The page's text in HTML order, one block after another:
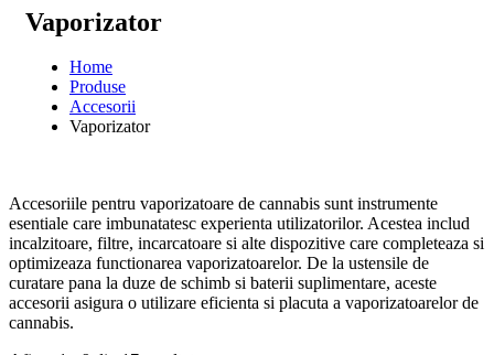
Vaporizator
Home
Produse
Accesorii
Vaporizator
Accesoriile pentru vaporizatoare de cannabis sunt instrumente
esentiale care imbunatatesc experienta utilizatorilor. Acestea includ
incalzitoare, filtre, incarcatoare si alte dispozitive care completeaza si
optimizeaza functionarea vaporizatoarelor. De la ustensile de
curatare pana la duze de schimb si baterii suplimentare, aceste
accesorii asigura o utilizare eficienta si placuta a vaporizatoarelor de
cannabis.